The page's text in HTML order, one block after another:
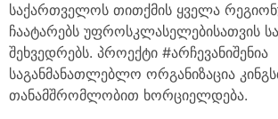
საქართველოს თითქმის ყველა
ჩაატარებს უფროსკლასელებისათვის
შეხვედრებს. პროექტი #არჩევანიშენია
საგანმანათლებლო ორგანიზაცია
თანამშრომლობით ხორციელდება.